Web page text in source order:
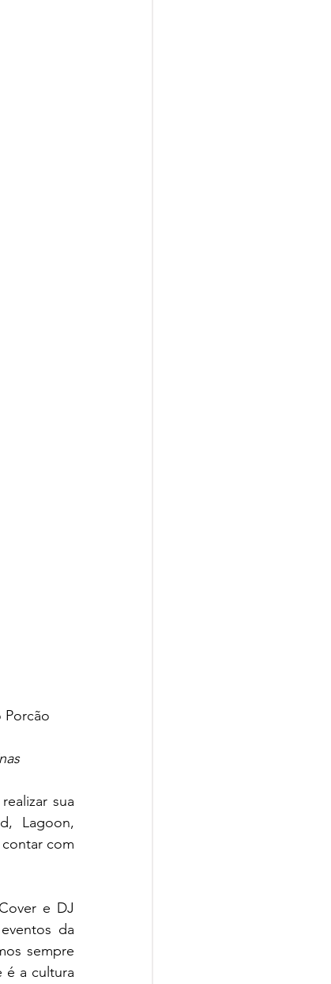
Porcão
sua
Lagoon,
com
e DJ
da
sempre
é a cultura